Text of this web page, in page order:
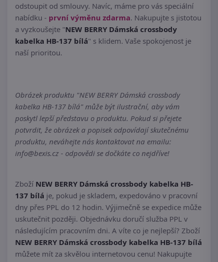
odstoupit od smlouvy. Navíc, máme pro vás speciální
nabídku - první výměnu zdarma. Nakupujte s jistotou
a vyzkoušejte "NEW BERRY Dámská crossbody
kabelka HB-137 bílá" s klidem. Vaše spokojenost je
naší prioritou.
Obrázek produktu "NEW BERRY Dámská crossbody
kabelka HB-137 bílá" může být ilustrační, aby vám
poskytl lepší představu o produktu. Pokud si přejete
potvrdit, že obrázek a popisek odpovídají skutečnému
produktu, neváhejte nás kontaktovat na emailu:
info@bexis.cz - odpovědi se dočkáte co nejdříve!
Zboží NEW BERRY Dámská crossbody kabelka HB-
137 bílá je, pokud je skladem, expedováno v pracovní
dny přes PPL do 12 hodin. Výjimečně se expedice může
uskutečnit později. Objednávku doručí služba PPL v
následujícím pracovním dni. A víte co je nejlepší? Zboží
NEW BERRY Dámská crossbody kabelka HB-137 bílá
můžete mít za skvělou internetovou cenu! Nakupujte